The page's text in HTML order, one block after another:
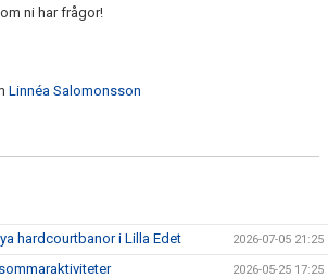
ni har frågor!
Linnéa Salomonsson
hardcourtbanor i Lilla Edet 2026-07-05 21:25
2026-05-25 17:25